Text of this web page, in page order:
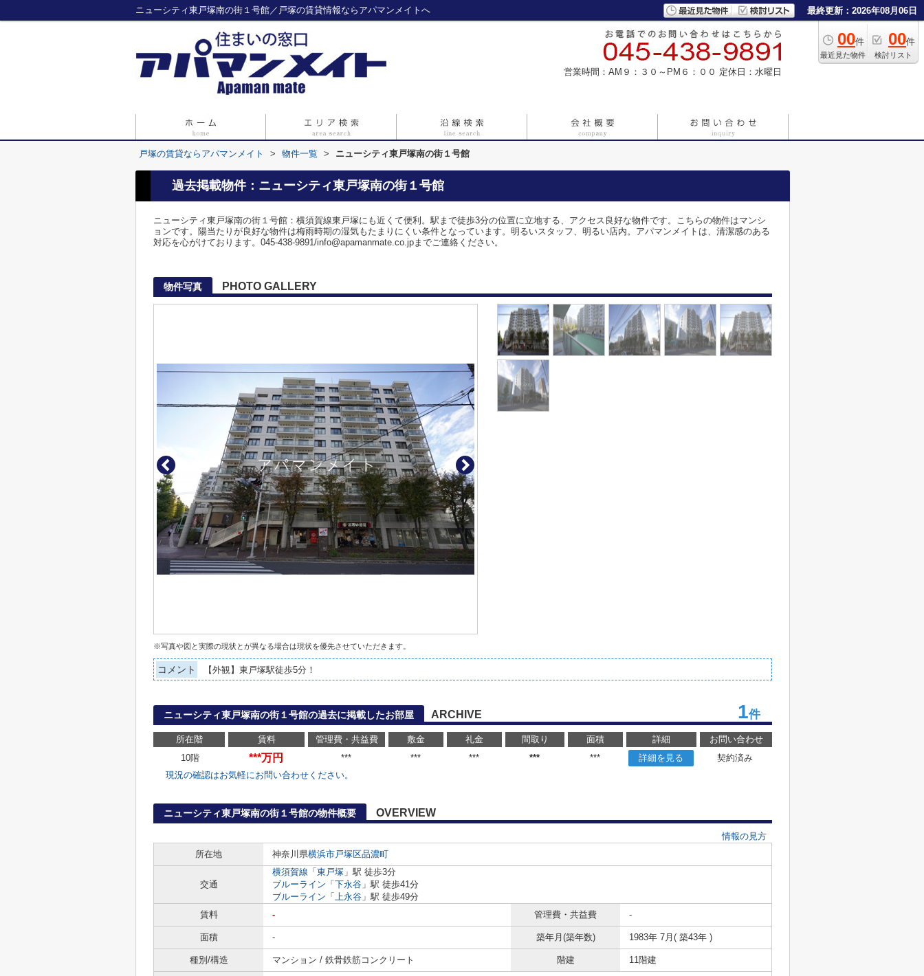
ニューシティ東戸塚南の街１号館／戸塚の賃貸情報ならアパマンメイトへ 最終更新：2026年08月06日
00件
最近見た物件
00件
検討リスト
営業時間：AM９：３０～PM６：００ 定休日：水曜日
戸塚の賃貸ならアパマンメイト > 物件一覧 > ニューシティ東戸塚南の街１号館
過去掲載物件：ニューシティ東戸塚南の街１号館
ニューシティ東戸塚南の街１号館：横須賀線東戸塚にも近くて便利。駅まで徒歩3分の位置に立地する、アクセス良好な物件です。こちらの物件はマンシ
ョンです。陽当たりが良好な物件は梅雨時期の湿気もたまりにくい条件となっています。明るいスタッフ、明るい店内。アパマンメイトは、清潔感のある
対応を心がけております。045-438-9891/info@apamanmate.co.jpまでご連絡ください。
物件写真 PHOTO GALLERY
※写真や図と実際の現状とが異なる場合は現状を優先させていただきます。
コメント 【外観】東戸塚駅徒歩5分！
ニューシティ東戸塚南の街１号館の過去に掲載したお部屋 ARCHIVE 1件
所在階 賃料 管理費・共益費 敷金 礼金 間取り 面積 詳細
お問い合わせ
10階
***万円 *** *** *** *** *** 詳細を見る
契約済み
現況の確認はお気軽にお問い合わせください。
ニューシティ東戸塚南の街１号館の物件概要 OVERVIEW
情報の見方
所在地
神奈川県横浜市戸塚区品濃町
交通
横須賀線 「 東戸塚 」駅 徒歩3分
ブルーライン 「 下永谷 」駅 徒歩41分
ブルーライン 「 上永谷 」駅 徒歩49分
賃料
- 管理費・共益費 -
面積 - 築年月(築年数) 1983年 7月( 築43年 )
種別/構造 マンション / 鉄骨鉄筋コンクリート 階建 11階建